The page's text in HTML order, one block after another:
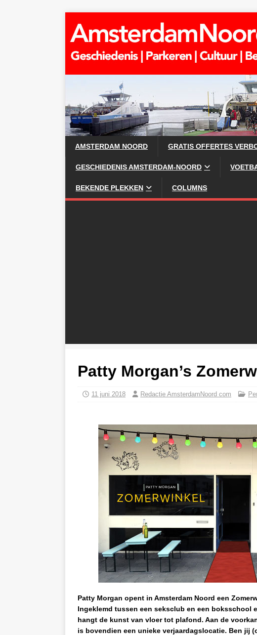
AMSTERDAM NOORD GRATIS OFFERTES
GESCHIEDENIS AMSTERDAM-NOORD
BEKENDE PLEKKEN COLUMNS
Patty Morgan’s
11 juni 2018 Redactie AmsterdamNoord com
Patty Morgan opent in Amsterdam Noord een
Ingeklemd tussen een seksclub en een boksschool
hangt de kunst van vloer tot plafond. Aan de
is bovendien een unieke verjaardagslocatie. Ben jij